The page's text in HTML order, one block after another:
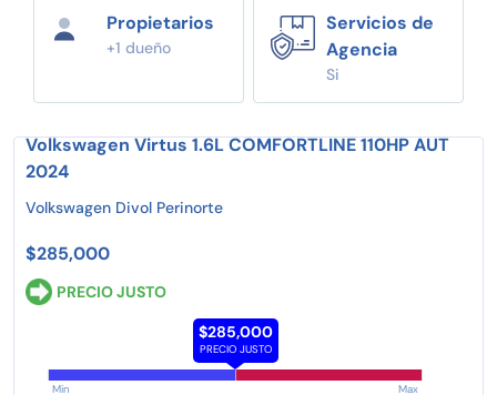
Propietarios
+1 dueño
Servicios de
Agencia
Si
Volkswagen Virtus 1.6L COMFORTLINE 110HP AUT
2024
Volkswagen Divol Perinorte
$285,000
PRECIO JUSTO
$285,000
PRECIO JUSTO
Min Max